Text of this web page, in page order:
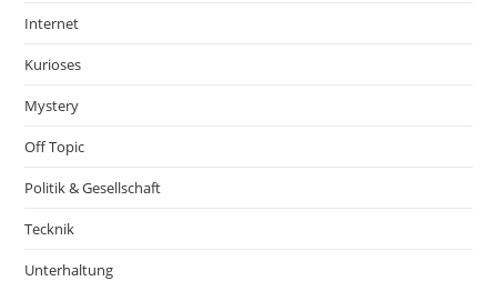
Internet
Kurioses
Mystery
Off Topic
Politik & Gesellschaft
Tecknik
Unterhaltung